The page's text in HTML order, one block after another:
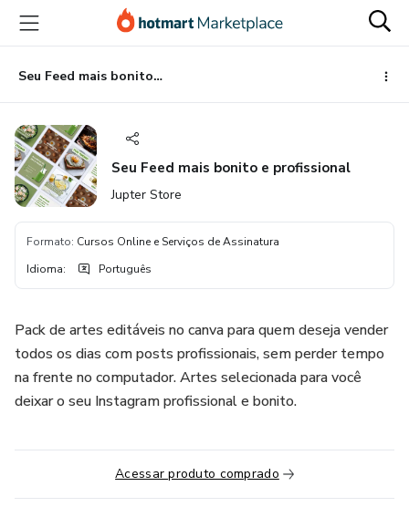
para
conteúdo
principal
para
pagamento
para
rodapé
Seu Feed mais bonito e profissional
Seu Feed mais bonito e profissional
Jupter Store
Formato: Cursos Online e Serviços de Assinatura
Idioma: Português
Pack de artes editáveis no canva para quem deseja vender
todos os dias com posts profissionais, sem perder tempo
na frente no computador. Artes selecionada para você
deixar o seu Instagram profissional e bonito.
Acessar produto comprado